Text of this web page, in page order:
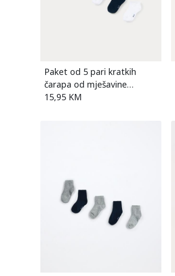
Paket od 5 pari kratkih
čarapa od mješavine
pamuka za dječake
15,95 KM